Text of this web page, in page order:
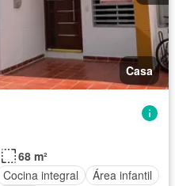
Casa
68 m²
Cocina integral
Área infantil